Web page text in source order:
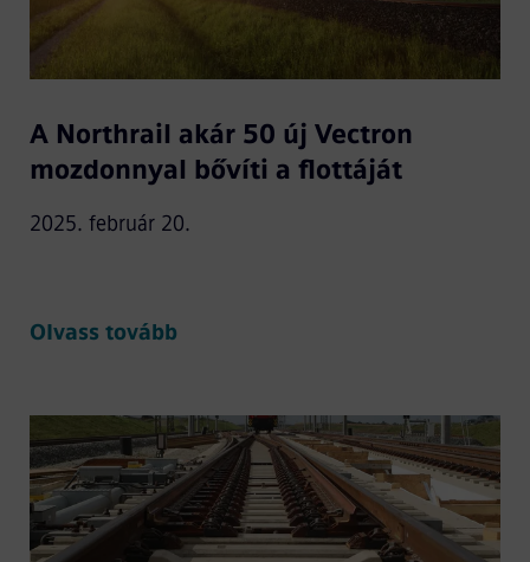
A Northrail akár 50 új Vectron
mozdonnyal bővíti a flottáját
2025. február 20.
Olvass tovább